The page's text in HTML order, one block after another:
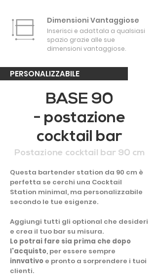
Dimensioni Vantaggiose
Inserisci e adattala a qualsiasi
spazio grazie alle sue
dimensioni vantaggiose.
PERSONALIZZABILE
BASE 90
- postazione
cocktail bar
Postazione cocktail bar 90 cm
Questa bartender station da 90 cm è
perfetta se cerchi una Cocktail
Station minimal, ma personalizzabile
secondo le tue esigenze.
Aggiungi tutti gli optional che desideri
e crea il tuo bar su misura.
Lo potrai fare sia prima che dopo
l'acquisto, per essere sempre
innvativo e pronto a sorprendere i tuoi
clienti.